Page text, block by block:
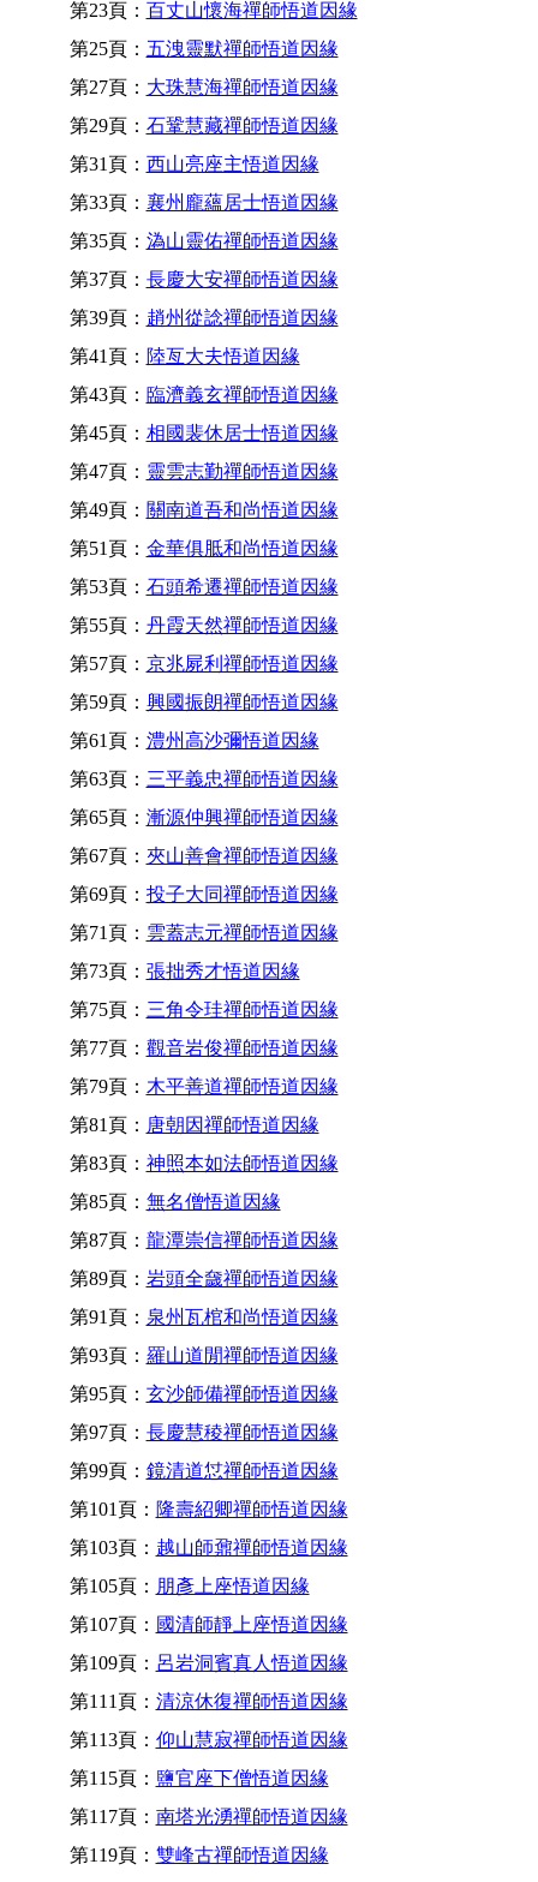
第23頁： 百丈山懷海禪師悟道因緣
第25頁： 五洩靈默禪師悟道因緣
第27頁： 大珠慧海禪師悟道因緣
第29頁： 石鞏慧藏禪師悟道因緣
第31頁： 西山亮座主悟道因緣
第33頁： 襄州龐蘊居士悟道因緣
第35頁： 溈山靈佑禪師悟道因緣
第37頁： 長慶大安禪師悟道因緣
第39頁： 趙州從諗禪師悟道因緣
第41頁： 陸亙大夫悟道因緣
第43頁： 臨濟義玄禪師悟道因緣
第45頁： 相國裴休居士悟道因緣
第47頁： 靈雲志勤禪師悟道因緣
第49頁： 關南道吾和尚悟道因緣
第51頁： 金華俱胝和尚悟道因緣
第53頁： 石頭希遷禪師悟道因緣
第55頁： 丹霞天然禪師悟道因緣
第57頁： 京兆屍利禪師悟道因緣
第59頁： 興國振朗禪師悟道因緣
第61頁： 澧州高沙彌悟道因緣
第63頁： 三平義忠禪師悟道因緣
第65頁： 漸源仲興禪師悟道因緣
第67頁： 夾山善會禪師悟道因緣
第69頁： 投子大同禪師悟道因緣
第71頁： 雲蓋志元禪師悟道因緣
第73頁： 張拙秀才悟道因緣
第75頁： 三角令珪禪師悟道因緣
第77頁： 觀音岩俊禪師悟道因緣
第79頁： 木平善道禪師悟道因緣
第81頁： 唐朝因禪師悟道因緣
第83頁： 神照本如法師悟道因緣
第85頁： 無名僧悟道因緣
第87頁： 龍潭崇信禪師悟道因緣
第89頁： 岩頭全奯禪師悟道因緣
第91頁： 泉州瓦棺和尚悟道因緣
第93頁： 羅山道閒禪師悟道因緣
第95頁： 玄沙師備禪師悟道因緣
第97頁： 長慶慧稜禪師悟道因緣
第99頁： 鏡清道怤禪師悟道因緣
第101頁： 隆壽紹卿禪師悟道因緣
第103頁： 越山師鼐禪師悟道因緣
第105頁： 朋彥上座悟道因緣
第107頁： 國清師靜上座悟道因緣
第109頁： 呂岩洞賓真人悟道因緣
第111頁： 清涼休復禪師悟道因緣
第113頁： 仰山慧寂禪師悟道因緣
第115頁： 鹽官座下僧悟道因緣
第117頁： 南塔光湧禪師悟道因緣
第119頁： 雙峰古禪師悟道因緣